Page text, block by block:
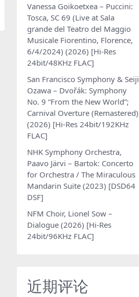
Vanessa Goikoetxea – Puccini:
Tosca, SC 69 (Live at Sala
grande del Teatro del Maggio
Musicale Fiorentino, Florence,
6/4/2024) (2026) [Hi-Res
24bit/48KHz FLAC]
San Francisco Symphony & Seiji
Ozawa – Dvořák: Symphony
No. 9 “From the New World”;
Carnival Overture (Remastered)
(2026) [Hi-Res 24bit/192KHz
FLAC]
NHK Symphony Orchestra,
Paavo Järvi – Bartok: Concerto
for Orchestra / The Miraculous
Mandarin Suite (2023) [DSD64
DSF]
NFM Choir, Lionel Sow –
Dialogue (2026) [Hi-Res
24bit/96KHz FLAC]
近期评论